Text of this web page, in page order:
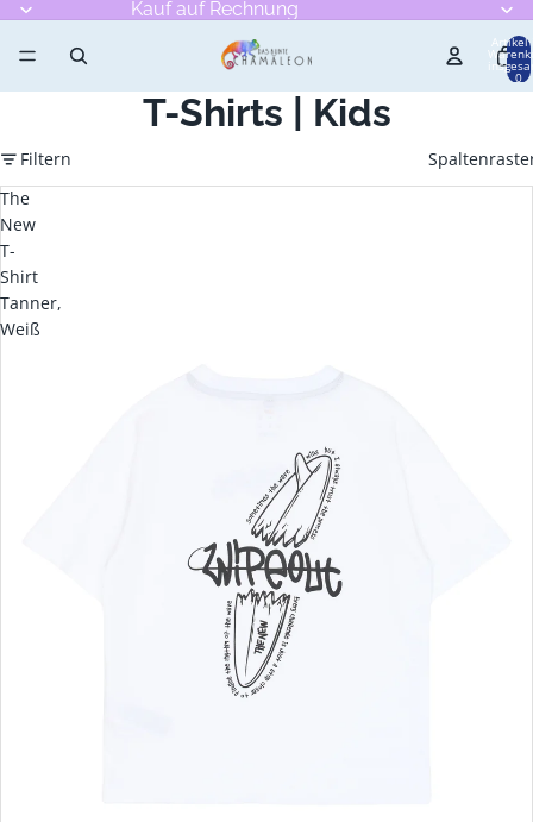
Kauf auf Rechnung
Artikel
0
T-Shirts | Kids
Filtern
The
New
T-
Shirt
Tanner,
Weiß